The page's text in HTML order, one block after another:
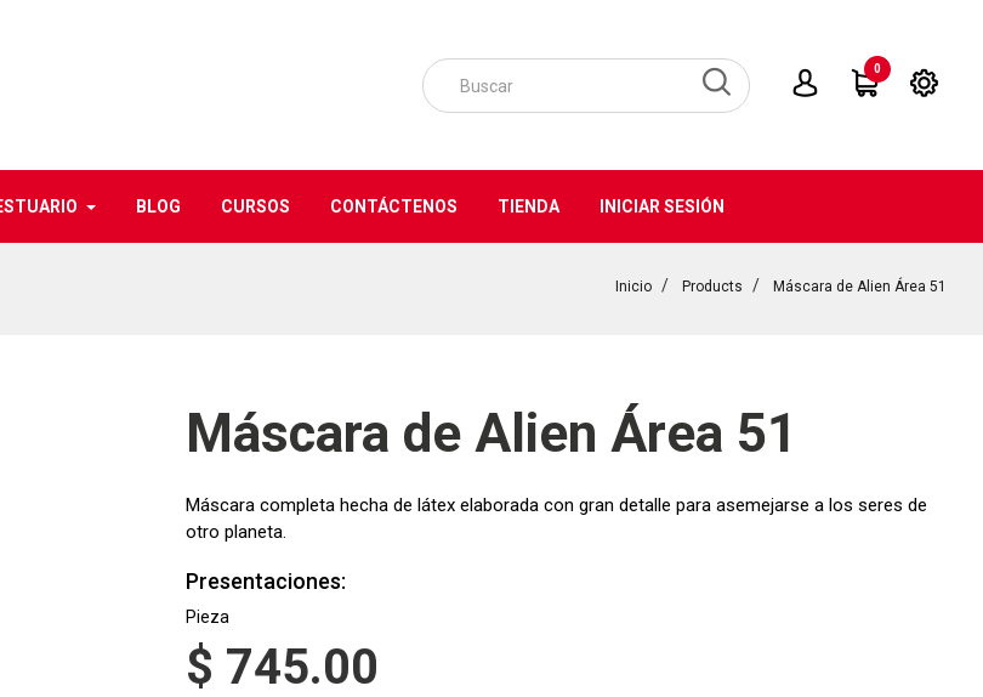
0
BLOG CURSOS CONTÁCTENOS TIENDA INICIAR SESIÓN
Inicio Products Máscara de Alien Área 51
Máscara de Alien Área 51
Máscara completa hecha de látex elaborada con gran detalle para asemejarse a los seres de
otro planeta.
Presentaciones:
Pieza
$ 745.00